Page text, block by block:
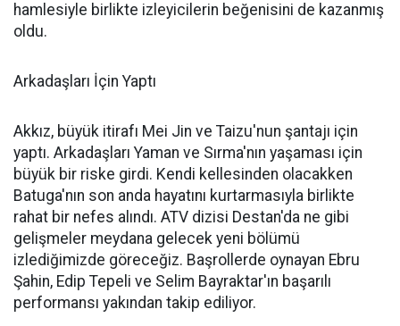
hamlesiyle birlikte izleyicilerin beğenisini de kazanmış
oldu.
Arkadaşları İçin Yaptı
Akkız, büyük itirafı Mei Jin ve Taizu'nun şantajı için
yaptı. Arkadaşları Yaman ve Sırma'nın yaşaması için
büyük bir riske girdi. Kendi kellesinden olacakken
Batuga'nın son anda hayatını kurtarmasıyla birlikte
rahat bir nefes alındı. ATV dizisi Destan'da ne gibi
gelişmeler meydana gelecek yeni bölümü
izlediğimizde göreceğiz. Başrollerde oynayan Ebru
Şahin, Edip Tepeli ve Selim Bayraktar'ın başarılı
performansı yakından takip ediliyor.